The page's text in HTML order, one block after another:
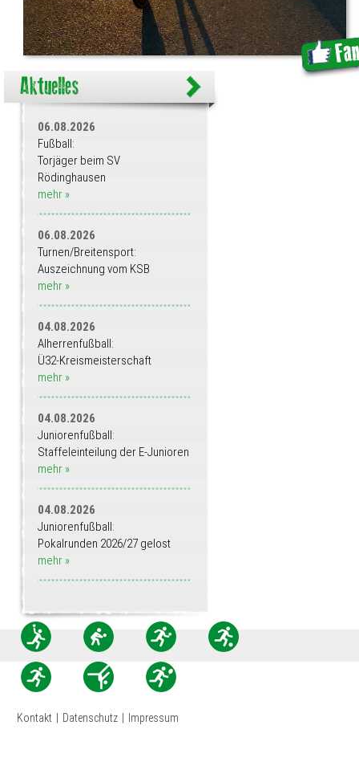
06.08.2026
Fußball:
Torjäger beim SV
Rödinghausen
mehr »
06.08.2026
Turnen/Breitensport:
Auszeichnung vom KSB
mehr »
04.08.2026
Alherrenfußball:
Ü32-Kreismeisterschaft
mehr »
04.08.2026
Juniorenfußball:
Staffeleinteilung der E-Junioren
mehr »
04.08.2026
Juniorenfußball:
Pokalrunden 2026/27 gelost
mehr »
Kontakt Datenschutz Impressum